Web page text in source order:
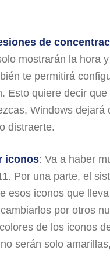
de
mostrarán la hora
te permitirá
Esto quiere decir
Windows dejará
distraerte.
iconos: Va a haber
Por una parte, el
esos iconos que
por otros
de los iconos
serán solo